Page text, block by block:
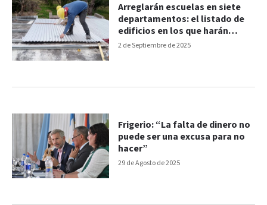
2 de Septiembre de 2025
Arreglarán escuelas en siete
departamentos: el listado de
edificios en los que harán
obras
29 de Agosto de 2025
Frigerio: “La falta de dinero no
puede ser una excusa para no
hacer”